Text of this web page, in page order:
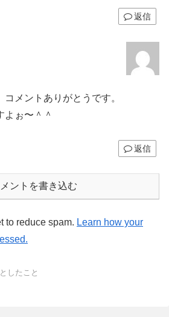
返信
メントありがとうです。
よぉ〜＾＾
返信
ントを書き込む
to reduce spam. Learn how your
したこと